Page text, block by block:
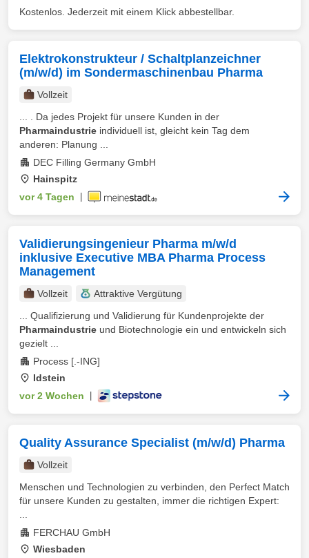
Kostenlos. Jederzeit mit einem Klick abbestellbar.
Elektrokonstrukteur / Schaltplanzeichner
(m/w/d) im Sondermaschinenbau Pharma
Vollzeit
... . Da jedes Projekt für unsere Kunden in der
Pharmaindustrie individuell ist, gleicht kein Tag dem
anderen: Planung ...
DEC Filling Germany GmbH
Hainspitz
vor 4 Tagen
Validierungsingenieur Pharma m/w/d
inklusive Executive MBA Pharma Process
Management
Vollzeit
Attraktive Vergütung
... Qualifizierung und Validierung für Kundenprojekte der
Pharmaindustrie und Biotechnologie ein und entwickeln sich
gezielt ...
Process [.-ING]
Idstein
vor 2 Wochen
Quality Assurance Specialist (m/w/d) Pharma
Vollzeit
Menschen und Technologien zu verbinden, den Perfect Match
für unsere Kunden zu gestalten, immer die richtigen Expert:
FERCHAU GmbH
Wiesbaden